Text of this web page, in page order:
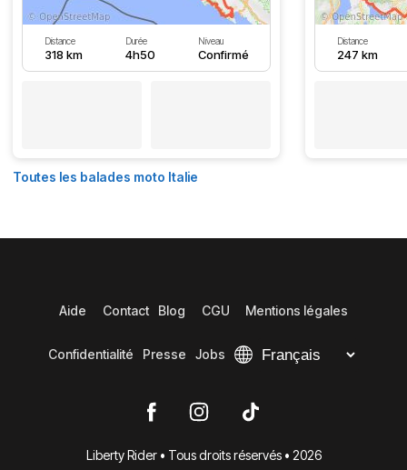
Distance
318 km
Durée
4h50
Niveau
Confirmé
Distance
247 km
Toutes les balades moto Italie
Aide Contact Blog CGU Mentions légales
Confidentialité Presse Jobs
Liberty Rider • Tous droits réservés • 2026